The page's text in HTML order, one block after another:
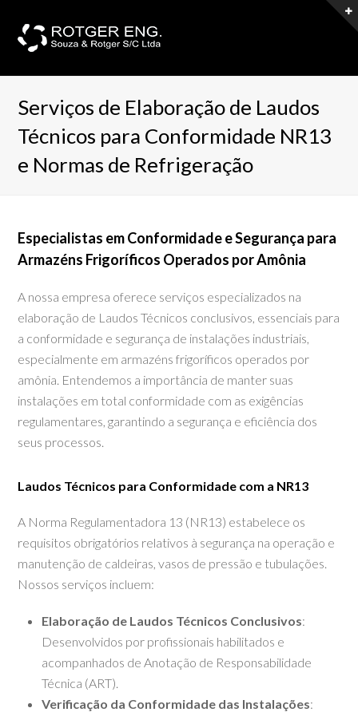
Serviços de Elaboração de Laudos
Técnicos para Conformidade NR13
e Normas de Refrigeração
Especialistas em Conformidade e Segurança para
Armazéns Frigoríficos Operados por Amônia
A nossa empresa oferece serviços especializados na
elaboração de Laudos Técnicos conclusivos, essenciais para
a conformidade e segurança de instalações industriais,
especialmente em armazéns frigoríficos operados por
amônia. Entendemos a importância de manter suas
instalações em total conformidade com as exigências
regulamentares, garantindo a segurança e eficiência dos
seus processos.
Laudos Técnicos para Conformidade com a NR13
A Norma Regulamentadora 13 (NR13) estabelece os
requisitos obrigatórios relativos à segurança na operação e
manutenção de caldeiras, vasos de pressão e tubulações.
Nossos serviços incluem:
Elaboração de Laudos Técnicos Conclusivos:
Desenvolvidos por profissionais habilitados e
acompanhados de Anotação de Responsabilidade
Técnica (ART).
Verificação da Conformidade das Instalações: